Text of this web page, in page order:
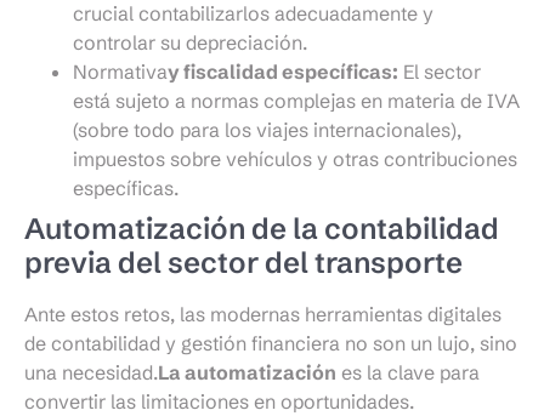
crucial contabilizarlos adecuadamente y
controlar su depreciación.
Normativay fiscalidad específicas: El sector
está sujeto a normas complejas en materia de IVA
(sobre todo para los viajes internacionales),
impuestos sobre vehículos y otras contribuciones
específicas.
Automatización de la contabilidad
previa del sector del transporte
Ante estos retos, las modernas herramientas digitales
de contabilidad y gestión financiera no son un lujo, sino
una necesidad.La automatización es la clave para
convertir las limitaciones en oportunidades.